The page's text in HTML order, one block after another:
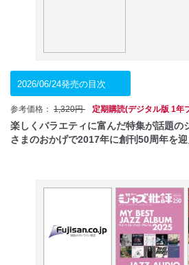
2026/06/24発売の目次
参考価格： 1,320円 定期購読(デジタル版 1年
楽しくバラエティに富んだ特集が話題の
さまのおかげで2017年に創刊50周年を迎